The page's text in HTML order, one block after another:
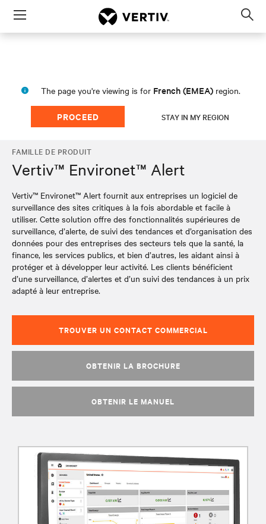
Menu
The page you're viewing is for French (EMEA) region.
PROCEED STAY IN MY REGION
FAMILLE DE PRODUIT
Vertiv™ Environet™ Alert
Vertiv™ Environet™ Alert fournit aux entreprises un logiciel de
surveillance des sites critiques à la fois abordable et facile à
utiliser. Cette solution offre des fonctionnalités supérieures de
surveillance, d’alerte, de suivi des tendances et d’organisation des
données pour des entreprises des secteurs tels que la santé, la
finance, les services publics, et bien d’autres, les aidant ainsi à
protéger et à développer leur activité. Les clients bénéficient
d’une surveillance, d’alertes et d’un suivi des tendances à un prix
adapté à leur entreprise.
TROUVER UN CONTACT COMMERCIAL
OBTENIR LA BROCHURE
OBTENIR LE MANUEL